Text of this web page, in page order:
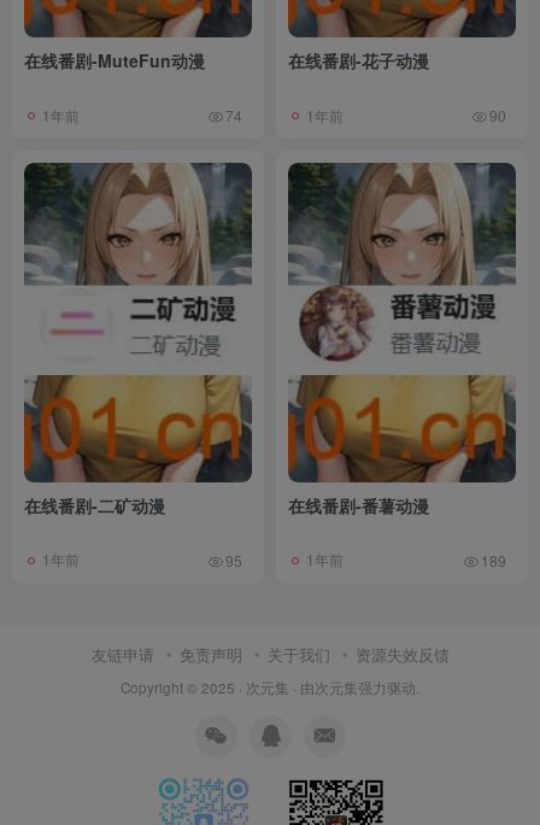
在线番剧-MuteFun动漫
1年前 74
在线番剧-花子动漫
1年前 90
在线番剧-二矿动漫
1年前 95
在线番剧-番薯动漫
1年前 189
友链申请 免责声明 关于我们 资源失效反馈
Copyright © 2025 · 次元集 · 由次元集强力驱动.